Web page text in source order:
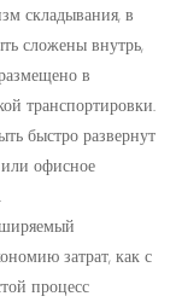
складывания, в
сложены внутрь,
в
транспортировки.
быстро развернут
офисное
затрат, как с
процесс